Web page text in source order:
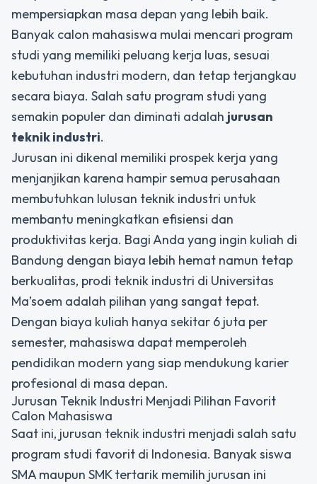
mempersiapkan masa depan yang lebih baik.
Banyak calon mahasiswa mulai mencari program
studi yang memiliki peluang kerja luas, sesuai
kebutuhan industri modern, dan tetap terjangkau
secara biaya. Salah satu program studi yang
semakin populer dan diminati adalah jurusan
teknik industri.
Jurusan ini dikenal memiliki prospek kerja yang
menjanjikan karena hampir semua perusahaan
membutuhkan lulusan teknik industri untuk
membantu meningkatkan efisiensi dan
produktivitas kerja. Bagi Anda yang ingin kuliah di
Bandung dengan biaya lebih hemat namun tetap
berkualitas, prodi teknik industri di Universitas
Ma’soem adalah pilihan yang sangat tepat.
Dengan biaya kuliah hanya sekitar 6 juta per
semester, mahasiswa dapat memperoleh
pendidikan modern yang siap mendukung karier
profesional di masa depan.
Jurusan Teknik Industri Menjadi Pilihan Favorit
Calon Mahasiswa
Saat ini, jurusan teknik industri menjadi salah satu
program studi favorit di Indonesia. Banyak siswa
SMA maupun SMK tertarik memilih jurusan ini